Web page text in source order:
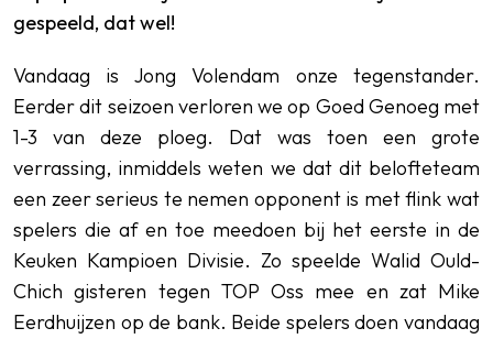
gespeeld, dat wel!
Vandaag is Jong Volendam onze tegenstander.
Eerder dit seizoen verloren we op Goed Genoeg met
1-3 van deze ploeg. Dat was toen een grote
verrassing, inmiddels weten we dat dit belofteteam
een zeer serieus te nemen opponent is met flink wat
spelers die af en toe meedoen bij het eerste in de
Keuken Kampioen Divisie. Zo speelde Walid Ould-
Chich gisteren tegen TOP Oss mee en zat Mike
Eerdhuijzen op de bank. Beide spelers doen vandaag